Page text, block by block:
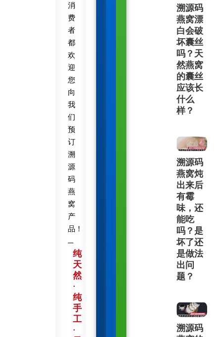
消
费
者
都
欢
迎
您
向
我
们
预
订
溯
源
码
燕
窝
产
品！
纯
天
然
·
纯
手
工
·
溯源码
燕窝漂
白会破
坏囊丝
吗？天
然燕窝
的囊丝
应该长
什么
样？
溯源码
燕窝炖
出来后
有霉
味，还
能吃
吗？是
坏了还
是做法
出问
题？
溯源码